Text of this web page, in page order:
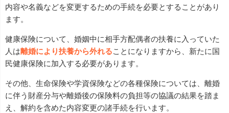
内容や名義などを変更するための手続を必要とすることがあり
ます。
健康保険について、婚姻中に相手方配偶者の扶養に入っていた
人は離婚により扶養から外れることになりますから、新たに国
民健康保険に加入する必要があります。
その他、生命保険や学資保険などの各種保険については、離婚
に伴う財産分与や離婚後の保険料の負担等の協議の結果を踏ま
え、解約を含めた内容変更の諸手続を行います。